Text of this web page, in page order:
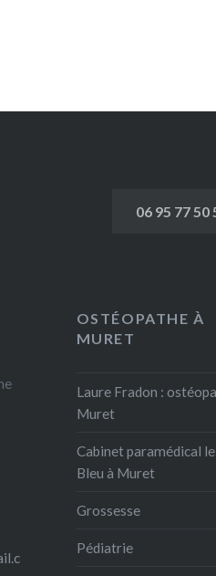
06 95 77 50
OSTÉOPATHE À
MURET
Laure Fradon :
Muret
Cabinet paramédical
Bleu à Muret
Grossesse
Pédiatrie